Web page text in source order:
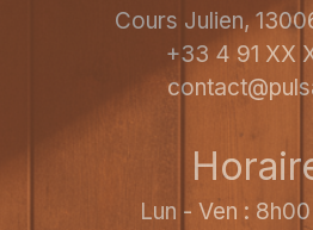
Cours Julien,
+33 4 91 XX
Lun - Ven :